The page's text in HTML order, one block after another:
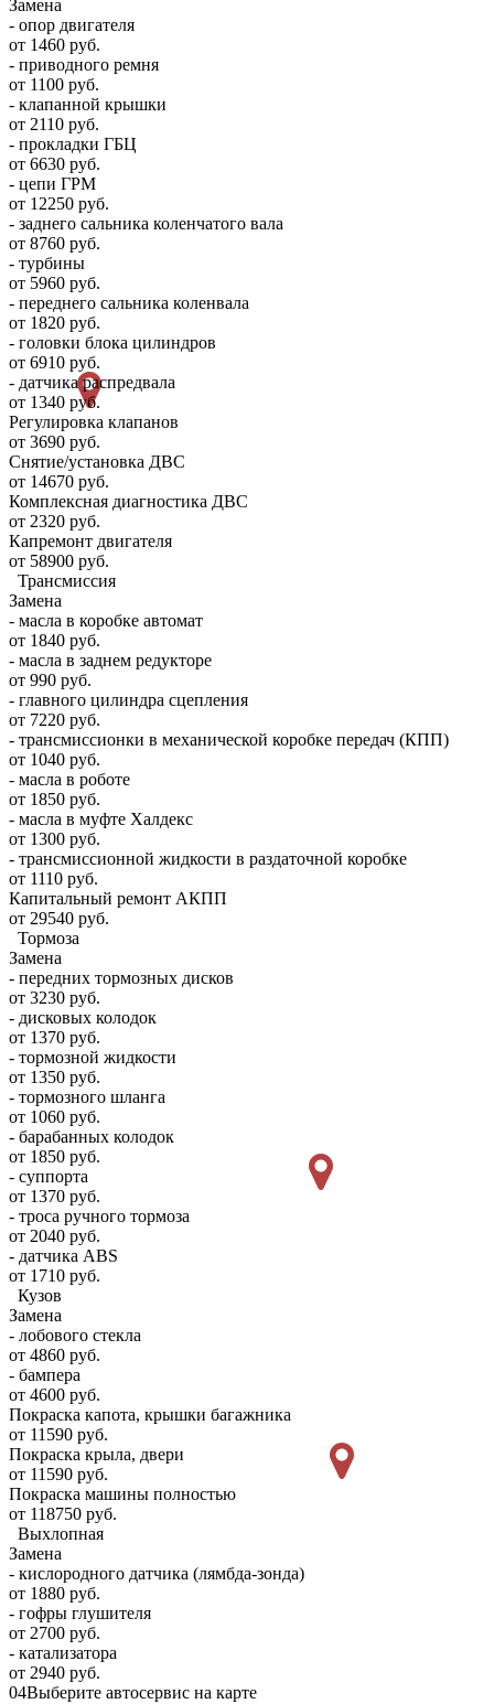
Замена
- опор двигателя
от 1460 руб.
- приводного ремня
от 1100 руб.
- клапанной крышки
от 2110 руб.
- прокладки ГБЦ
от 6630 руб.
- цепи ГРМ
от 12250 руб.
- заднего сальника коленчатого вала
от 8760 руб.
- турбины
от 5960 руб.
- переднего сальника коленвала
от 1820 руб.
- головки блока цилиндров
от 6910 руб.
- датчика распредвала
от 1340 руб.
Регулировка клапанов
от 3690 руб.
Снятие/установка ДВС
от 14670 руб.
Комплексная диагностика ДВС
от 2320 руб.
Капремонт двигателя
от 58900 руб.
Трансмиссия
Замена
- масла в коробке автомат
от 1840 руб.
- масла в заднем редукторе
от 990 руб.
- главного цилиндра сцепления
от 7220 руб.
- трансмиссионки в механической коробке передач (КПП)
от 1040 руб.
- масла в роботе
от 1850 руб.
- масла в муфте Халдекс
от 1300 руб.
- трансмиссионной жидкости в раздаточной коробке
от 1110 руб.
Капитальный ремонт АКПП
от 29540 руб.
Тормоза
Замена
- передних тормозных дисков
от 3230 руб.
- дисковых колодок
от 1370 руб.
- тормозной жидкости
от 1350 руб.
- тормозного шланга
от 1060 руб.
- барабанных колодок
от 1850 руб.
- суппорта
от 1370 руб.
- троса ручного тормоза
от 2040 руб.
- датчика ABS
от 1710 руб.
Кузов
Замена
- лобового стекла
от 4860 руб.
- бампера
от 4600 руб.
Покраска капота, крышки багажника
от 11590 руб.
Покраска крыла, двери
от 11590 руб.
Покраска машины полностью
от 118750 руб.
Выхлопная
Замена
- кислородного датчика (лямбда-зонда)
от 1880 руб.
- гофры глушителя
от 2700 руб.
- катализатора
от 2940 руб.
04Выберите автосервис на карте